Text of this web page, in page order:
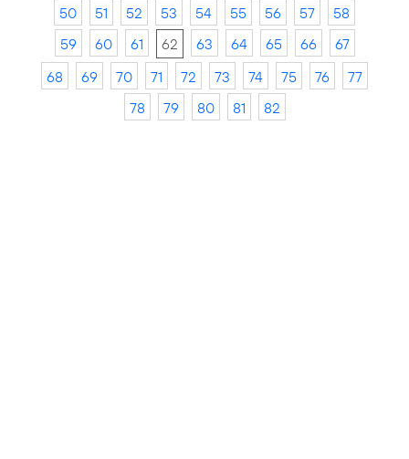
50
51 52 53 54 55 56 57
58
59
60 61 62 63 64 65 66
67
68
69 70 71 72 73 74 75 76
77
78
79 80 81 82